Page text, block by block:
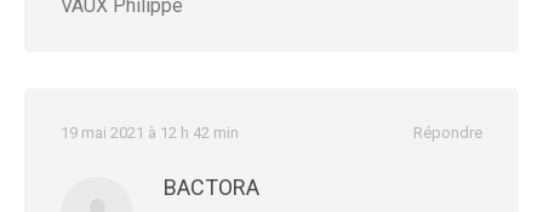
VAUX Philippe
Répondre
19 mai 2021 à 12 h 42 min
BACTORA